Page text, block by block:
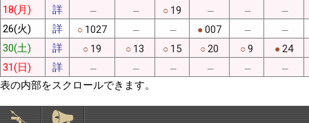
18(月) 詳 ─ ─ ○ 19 ─ ─ ─
26(火) 詳 ○ 1027 ─ ─ ●007 ─ ─
30(土) 詳 ○ 19 ○ 13 ○ 15 ○20 ○9 ●24
31(日)
詳 ─ ─ ─ ─ ─ ─
表の内部をスクロールできます。